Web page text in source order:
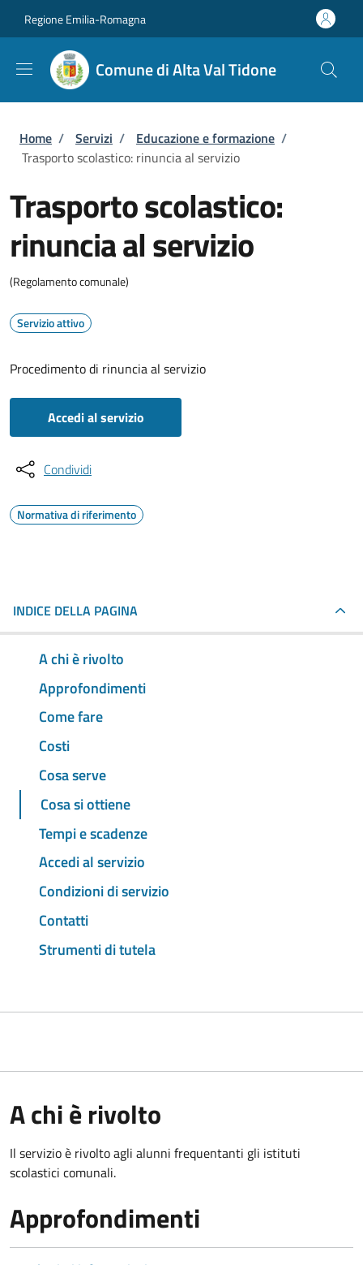
Regione Emilia-Romagna
Comune di Alta Val Tidone
Briciole di pane
Home / Servizi / Educazione e formazione /
Trasporto scolastico: rinuncia al servizio
Trasporto scolastico:
rinuncia al servizio
(Regolamento comunale)
Servizio attivo
Procedimento di rinuncia al servizio
Accedi al servizio
Condividi
Normativa di riferimento
INDICE DELLA PAGINA
A chi è rivolto
Approfondimenti
Come fare
Costi
Cosa serve
Cosa si ottiene
Tempi e scadenze
Accedi al servizio
Condizioni di servizio
Contatti
Strumenti di tutela
A chi è rivolto
Il servizio è rivolto agli alunni frequentanti gli istituti
scolastici comunali.
Approfondimenti